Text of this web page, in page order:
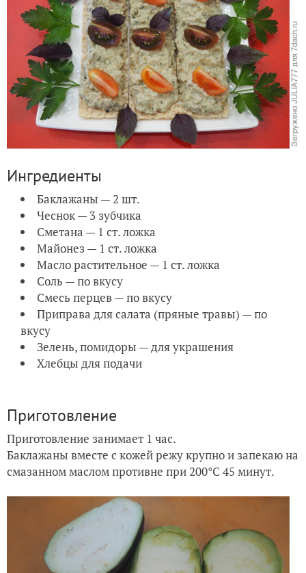
Ингредиенты
Баклажаны — 2 шт.
Чеснок — 3 зубчика
Сметана — 1 ст. ложка
Майонез — 1 ст. ложка
Масло растительное — 1 ст. ложка
Соль — по вкусу
Смесь перцев — по вкусу
Приправа для салата (пряные травы) — по
вкусу
Зелень, помидоры — для украшения
Хлебцы для подачи
Приготовление
Приготовление занимает 1 час.
Баклажаны вместе с кожей режу крупно и запекаю на
смазанном маслом противне при 200°С 45 минут.